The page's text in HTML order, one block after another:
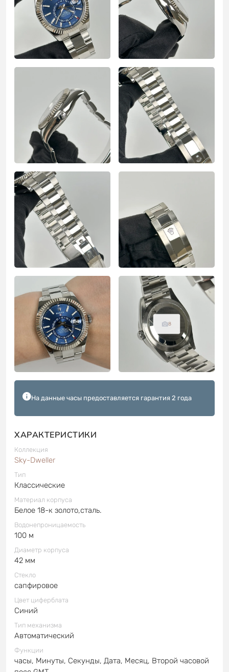
8
На данные часы предоставляется гарантия 2 года
ХАРАКТЕРИСТИКИ
Коллекция
Sky-Dweller
Тип
Классические
Материал корпуса
Белое 18-к золото,сталь.
Водонепроницаемость
100 м
Диаметр корпуса
42 мм
Стекло
сапфировое
Цвет циферблата
Синий
Тип механизма
Автоматический
Функции
часы, Минуты, Секунды, Дата, Месяц, Второй часовой